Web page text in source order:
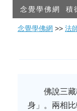
念覺學佛網 積
念覺學佛網 >> 法
佛說三
身」。兩相